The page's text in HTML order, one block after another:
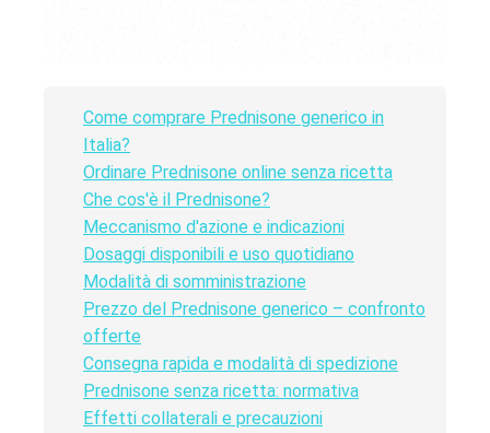
Come comprare Prednisone generico in
Italia?
Ordinare Prednisone online senza ricetta
Che cos'è il Prednisone?
Meccanismo d'azione e indicazioni
Dosaggi disponibili e uso quotidiano
Modalità di somministrazione
Prezzo del Prednisone generico – confronto
offerte
Consegna rapida e modalità di spedizione
Prednisone senza ricetta: normativa
Effetti collaterali e precauzioni